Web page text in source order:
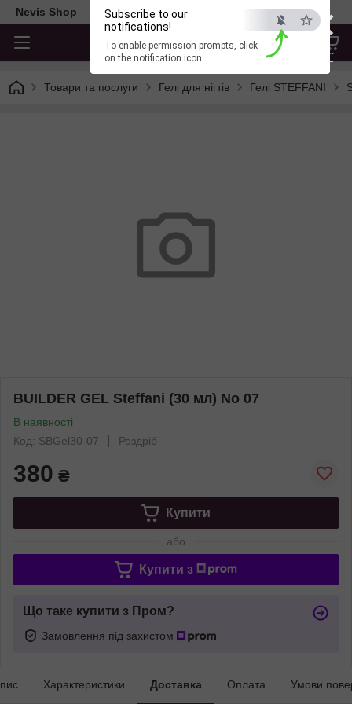
×
ESC
Subscribe to our
notifications!
To enable permission prompts, click
on the notification icon
Nevis Shop
Товари та послуги Гелі для нігтів Гелі STEFFANI
BUILDER GEL Steffani (30 мл) No 07
В наявності
Код: SBGel30-07
Роздріб
380 ₴
Купити
або
Купити з
Що таке купити з Пром?
Замовлення під захистом
Характеристики Доставка Оплата Умови